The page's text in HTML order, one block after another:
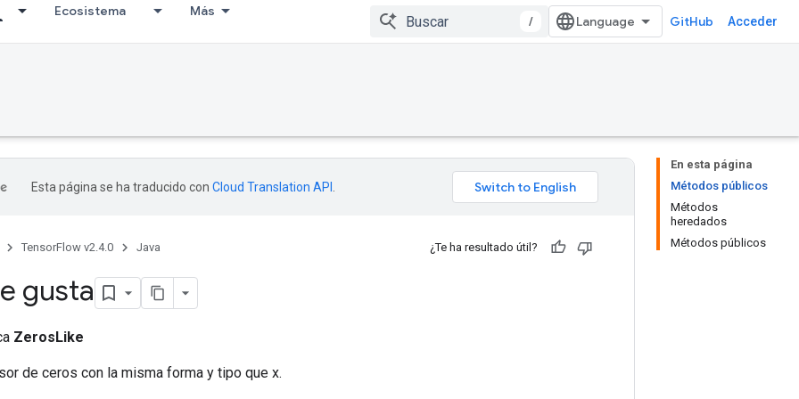
Ecosistema Más
/ GitHub Acceder
En esta página
Métodos públicos
Métodos
heredados
Métodos públicos
Esta página se ha traducido con Cloud Translation API
TensorFlow v2.4.0 Java ¿Te ha resultado útil?
gusta
ZerosLike
de ceros con la misma forma y tipo que x.